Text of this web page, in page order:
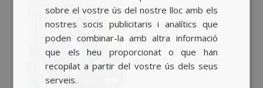
ENGLISH
sobre el vostre ús del nostre lloc amb els
nostres socis publicitaris i analítics que
poden combinar-la amb altra informació
que els heu proporcionat o que han
recopilat a partir del vostre ús dels seus
serveis.